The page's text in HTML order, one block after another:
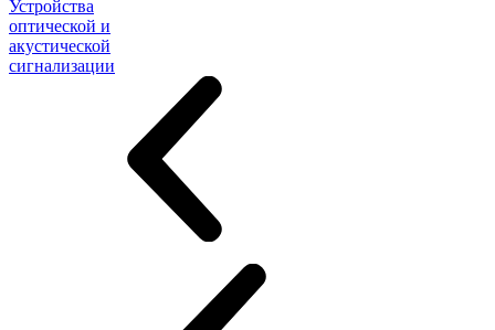
Устройства
оптической и
акустической
сигнализации